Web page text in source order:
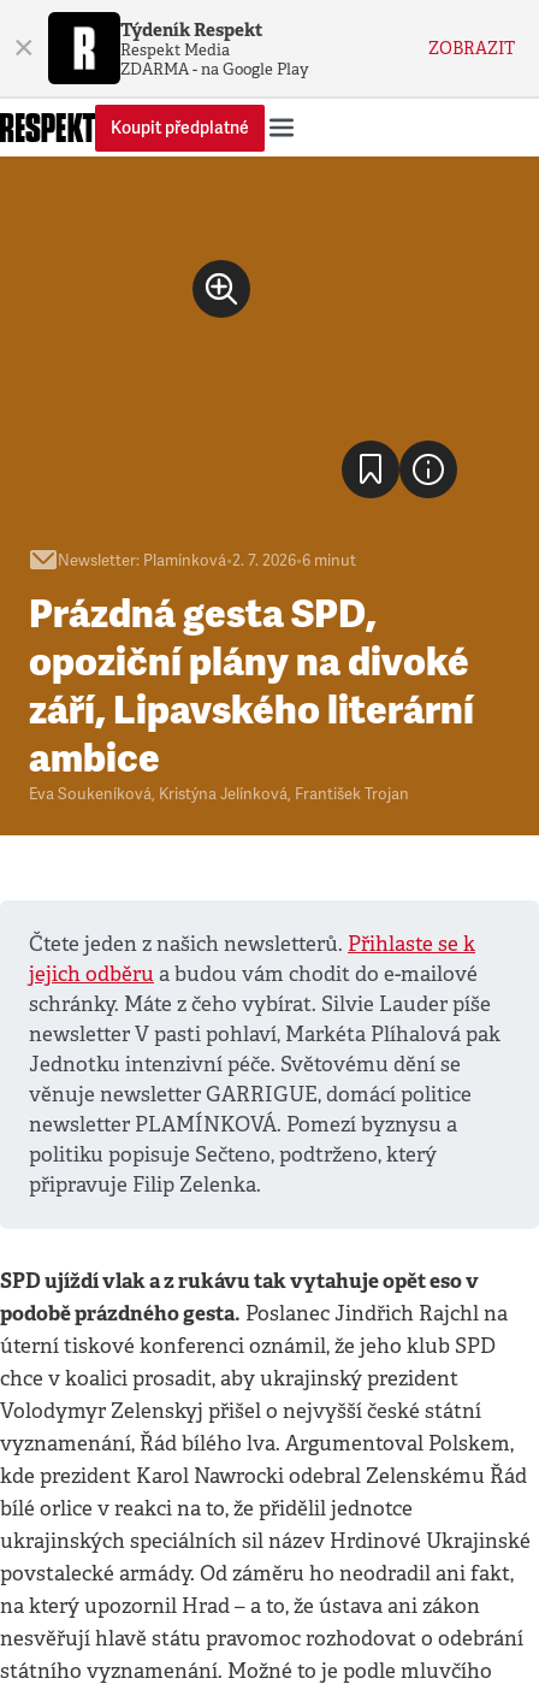
× Týdeník Respekt
Respekt Media
ZDARMA - na Google Play
ZOBRAZIT
Koupit předplatné
Newsletter: Plamínková•2. 7. 2026•6 minut
Prázdná gesta SPD,
opoziční plány na divoké
září, Lipavského literární
ambice
Eva Soukeníková, Kristýna Jelínková, František Trojan
Čtete jeden z našich newsletterů. Přihlaste se k
jejich odběru a budou vám chodit do e-mailové
schránky. Máte z čeho vybírat. Silvie Lauder píše
newsletter V pasti pohlaví, Markéta Plíhalová pak
Jednotku intenzivní péče. Světovému dění se
věnuje newsletter GARRIGUE, domácí politice
newsletter PLAMÍNKOVÁ. Pomezí byznysu a
politiku popisuje Sečteno, podtrženo, který
připravuje Filip Zelenka.
SPD ujíždí vlak a z rukávu tak vytahuje opět eso v
podobě prázdného gesta. Poslanec Jindřich Rajchl na
úterní tiskové konferenci oznámil, že jeho klub SPD
chce v koalici prosadit, aby ukrajinský prezident
Volodymyr Zelenskyj přišel o nejvyšší české státní
vyznamenání, Řád bílého lva. Argumentoval Polskem,
kde prezident Karol Nawrocki odebral Zelenskému Řád
bílé orlice v reakci na to, že přidělil jednotce
ukrajinských speciálních sil název Hrdinové Ukrajinské
povstalecké armády. Od záměru ho neodradil ani fakt,
na který upozornil Hrad – a to, že ústava ani zákon
nesvěřují hlavě státu pravomoc rozhodovat o odebrání
státního vyznamenání. Možné to je podle mluvčího